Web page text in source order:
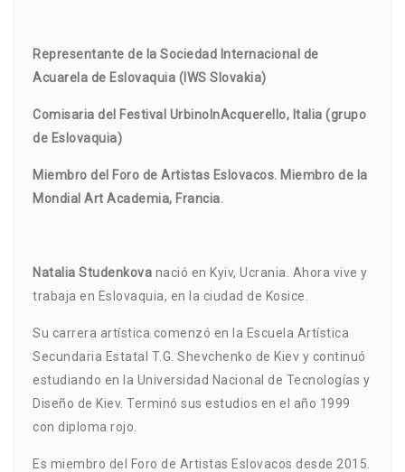
Representante de la Sociedad Internacional de
Acuarela de Eslovaquia (IWS Slovakia)
Comisaria del Festival UrbinoInAcquerello, Italia (grupo
de Eslovaquia)
Miembro del Foro de Artistas Eslovacos. Miembro de la
Mondial Art Academia, Francia.
Natalia Studenkova nació en Kyiv, Ucrania. Ahora vive y
trabaja en Eslovaquia, en la ciudad de Kosice.
Su carrera artística comenzó en la Escuela Artística
Secundaria Estatal T.G. Shevchenko de Kiev y continuó
estudiando en la Universidad Nacional de Tecnologías y
Diseño de Kiev. Terminó sus estudios en el año 1999
con diploma rojo.
Es miembro del Foro de Artistas Eslovacos desde 2015.